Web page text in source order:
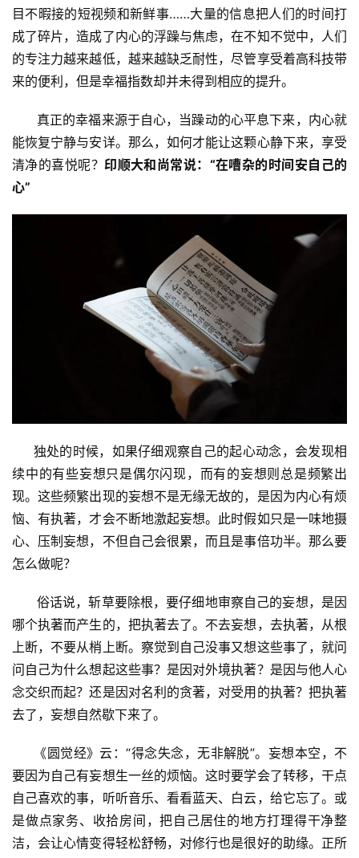
资
讯
八
点
高
僧
访
目不暇接的短视频和新鲜事……大量的信息把人们的时间打
成了碎片，造成了内心的浮躁与焦虑，在不知不觉中，人们
的专注力越来越低，越来越缺乏耐性，尽管享受着高科技带
来的便利，但是幸福指数却并未得到相应的提升。
真正的幸福来源于自心，当躁动的心平息下来，内心就
能恢复宁静与安详。那么，如何才能让这颗心静下来，享受
清净的喜悦呢？印顺大和尚常说：“在嘈杂的时间安自己的
心”
独处的时候，如果仔细观察自己的起心动念，会发现相
续中的有些妄想只是偶尔闪现，而有的妄想则总是频繁出
现。这些频繁出现的妄想不是无缘无故的，是因为内心有烦
恼、有执著，才会不断地激起妄想。此时假如只是一味地摄
心、压制妄想，不但自己会很累，而且是事倍功半。那么要
怎么做呢？
俗话说，斩草要除根，要仔细地审察自己的妄想，是因
哪个执著而产生的，把执著去了。不去妄想，去执著，从根
上断，不要从梢上断。察觉到自己没事又想这些事了，就问
问自己为什么想起这些事？是因对外境执著？是因与他人心
念交织而起？还是因对名利的贪著，对受用的执著？把执著
去了，妄想自然歇下来了。
《圆觉经》云：“得念失念，无非解脱”。妄想本空，不
要因为自己有妄想生一丝的烦恼。这时要学会了转移，干点
自己喜欢的事，听听音乐、看看蓝天、白云，给它忘了。或
是做点家务、收拾房间，把自己居住的地方打理得干净整
洁，会让心情变得轻松舒畅，对修行也是很好的助缘。正所